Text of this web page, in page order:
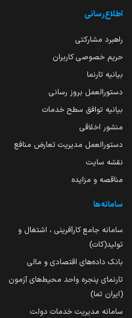
اطلاع‌رسانی
راهبرد مشارکتی
حریم خصوصی کاربران
بیانیه تارنما
دستورالعمل بروز رسانی
بیانیه توافق سطح خدمات
منشور اخلاقی
دستورالعمل مدیریت تعارض منافع
نقشه سایت
مناقصه و مزایده
سامانه‌ها
سامانه جامع کارآفرینی ، اشتغال و
تولید(کات)
بانک داده‌های اقتصادی و مالی
تارنمای پنجره واحد محیط‌های آزمون
(ایران تما)
سامانه مدیریت خدمات دولت